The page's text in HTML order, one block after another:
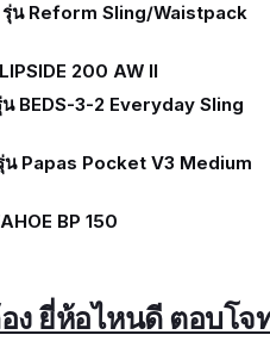
น Reform Sling/Waistpack
200 AW II
BEDS-3-2 Everyday Sling
Papas Pocket V3 Medium
BP 150
อง ยี่ห้อไหนดี ตอบโ